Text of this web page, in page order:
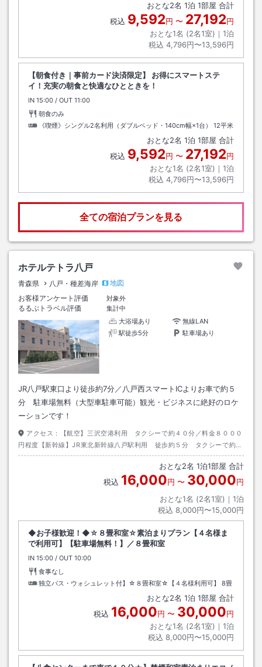
おとな2名 1泊 1部屋 合計
税込 9,592円 〜 27,192円
おとな1名 (2名1室)｜ 1泊
税込 4,796円〜13,596円
【朝食付き｜事前カード決済限定】 お得にスマートステ
イ！充実の朝食と快適なひとときを！
IN チェックイン
15:00 / OUT チェックアウト
11:00
朝食のみ
《喫煙》シングル2名利用（ダブルベッド・140cm幅×1台）
12平米
おとな2名 1泊 1部屋 合計
税込 9,592円 〜 27,192円
おとな1名 (2名1室)｜ 1泊
税込 4,796円〜13,596円
全ての宿泊プランを見る
ホテルテトラ八戸
青森県 八戸・種差海岸
地図
お客様アンケート評価
対象外
るるぶトラベル評価
集計中
大浴場あり
無線LAN
駅徒歩5分
駐車場あり
JR八戸駅東口より徒歩約7分／八戸西スマートICよりお車で約５
分 駐車場無料（大型車駐車可能）観光・ビジネスに絶好のロケ
ーションです！
アクセス：
【航空】三沢空港利用 タクシーで約４０分／料金８０００
円程度【新幹線】JR東北新幹線八戸駅利用 徒歩約５分 タクシーで約２
分／料金６６０円程度【自動車】八戸自動車道八戸I.Cより県道２９号線利
おとな2名 1泊1部屋 合計
税込 16,000円 〜 30,000円
おとな1名 (2名1室)｜ 1泊
税込 8,000円〜15,000円
◆お子様歓迎！◆☆８畳和室☆素泊まりプラン【４名様ま
で利用可】【駐車場無料！】／８畳和室
IN チェックイン
15:00 / OUT チェックアウト
10:00
食事なし
独立バス・ウォシュレット付】☆８畳和室☆【４名様利用可】
8畳
おとな2名 1泊 1部屋 合計
税込 16,000円 〜 30,000円
おとな1名 (2名1室)｜ 1泊
税込 8,000円〜15,000円